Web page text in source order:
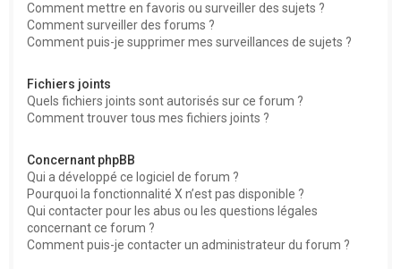
Comment mettre en favoris ou surveiller des sujets ?
Comment surveiller des forums ?
Comment puis-je supprimer mes surveillances de sujets ?
Fichiers joints
Quels fichiers joints sont autorisés sur ce forum ?
Comment trouver tous mes fichiers joints ?
Concernant phpBB
Qui a développé ce logiciel de forum ?
Pourquoi la fonctionnalité X n’est pas disponible ?
Qui contacter pour les abus ou les questions légales
concernant ce forum ?
Comment puis-je contacter un administrateur du forum ?